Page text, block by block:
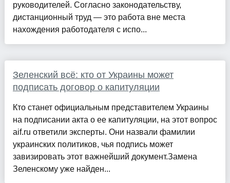
руководителей. Согласно законодательству,
дистанционный труд — это работа вне места
нахождения работодателя с испо...
Зеленский всё: кто от Украины может
подписать договор о капитуляции
Кто станет официальным представителем Украины
на подписании акта о ее капитуляции, на этот вопрос
aif.ru ответили эксперты. Они назвали фамилии
украинских политиков, чья подпись может
завизировать этот важнейший документ.Замена
Зеленскому уже найден...